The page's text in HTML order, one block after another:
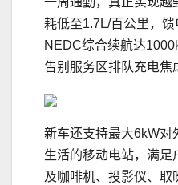
耗低至1.7L/百公里，馈
NEDC综合续航达
告别服务区排队充电焦
新车还支持最大6kW对
生活的移动电站，满足
及咖啡机、投影仪、取